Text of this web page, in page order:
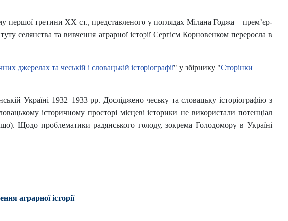
першої третини ХХ ст., представленого у поглядах Мілана Годжа – прем’єр-
селянства та вивчення аграрної історії Сергієм Корновенком переросла в
джерелах та чеській і словацькій історіографії" у збірнику "Сторінки
Україні 1932–1933 рр. Досліджено чеську та словацьку історіографію з
історичному просторі місцеві історики не використали потенціал
Щодо проблематики радянського голоду, зокрема Голодомору в Україні
аграрної історії